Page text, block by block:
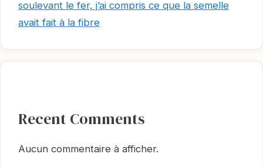
soulevant le fer, j’ai compris ce que la semelle
avait fait à la fibre
Recent Comments
Aucun commentaire à afficher.